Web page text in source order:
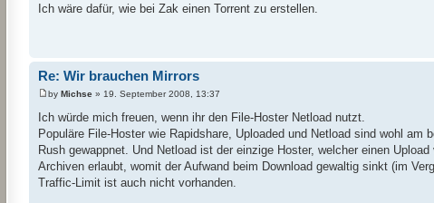
Ich wäre dafür, wie bei Zak einen Torrent zu erstellen.
Re: Wir brauchen Mirrors
by Michse » 19. September 2008, 13:37
Ich würde mich freuen, wenn ihr den File-Hoster Netload nutzt.
Populäre File-Hoster wie Rapidshare, Uploaded und Netload sind wohl am
Rush gewappnet. Und Netload ist der einzige Hoster, welcher einen
Archiven erlaubt, womit der Aufwand beim Download gewaltig sinkt (im
Traffic-Limit ist auch nicht vorhanden.